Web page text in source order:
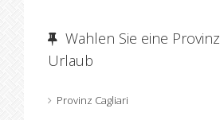
Wahlen Sie eine
Urlaub
Provinz Cagliari